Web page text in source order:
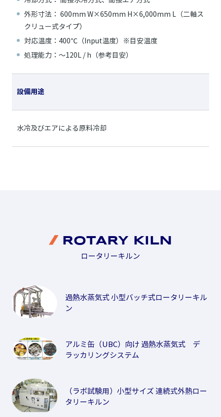
外形寸法： 600mm W×650mm H×6,000mm L（二軸ス
クリュー式タイプ）
対応温度：400℃（Input温度）※目安温度
処理能力：～120L / h（参考目安）
設備用途
水冷及びエアによる原料冷却
ROTARY KILN
ロータリーキルン
過熱水蒸気式 小型バッチ式ロータリーキル
ン
アルミ缶（UBC）向け 過熱水蒸気式 デ
ラッカリングシステム
（ラボ試験用）小型サイズ 連続式外熱ロー
タリーキルン